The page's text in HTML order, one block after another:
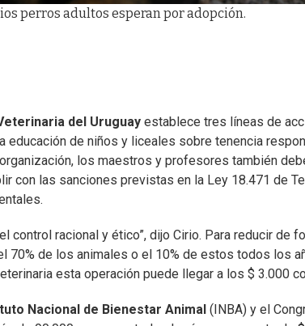
perros adultos esperan por adopción.
del Uruguay establece tres líneas de
educación de niños y liceales sobre tenencia
los maestros y profesores también
con las sanciones previstas en la Ley 18.471 de
control racional y ético”, dijo Cirio. Para reducir de
70% de los animales o el 10% de estos todos los
esta operación puede llegar a los $ 3.000
Nacional de Bienestar Animal (INBA) y el